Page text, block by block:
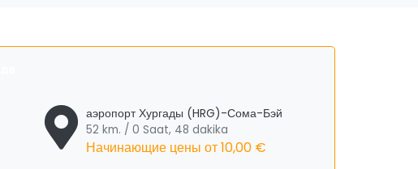
аэропорт Хургады (HRG)-Сома-Бэй
52 km. / 0 Saat, 48 dakika
Начинающие цены от10,00 €